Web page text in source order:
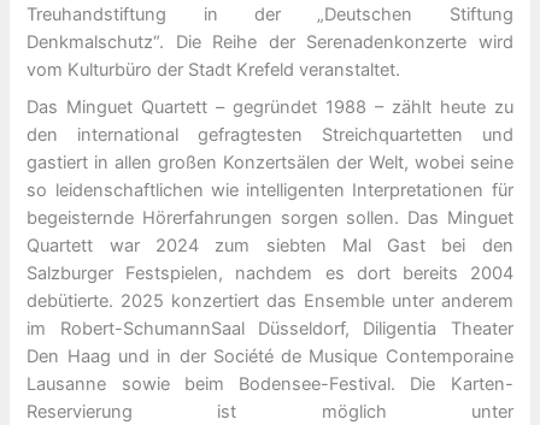
Treuhandstiftung in der „Deutschen Stiftung
Denkmalschutz“. Die Reihe der Serenadenkonzerte wird
vom Kulturbüro der Stadt Krefeld veranstaltet.
Das Minguet Quartett – gegründet 1988 – zählt heute zu
den international gefragtesten Streichquartetten und
gastiert in allen großen Konzertsälen der Welt, wobei seine
so leidenschaftlichen wie intelligenten Interpretationen für
begeisternde Hörerfahrungen sorgen sollen. Das Minguet
Quartett war 2024 zum siebten Mal Gast bei den
Salzburger Festspielen, nachdem es dort bereits 2004
debütierte. 2025 konzertiert das Ensemble unter anderem
im Robert-SchumannSaal Düsseldorf, Diligentia Theater
Den Haag und in der Société de Musique Contemporaine
Lausanne sowie beim Bodensee-Festival. Die Karten-
Reservierung ist möglich unter